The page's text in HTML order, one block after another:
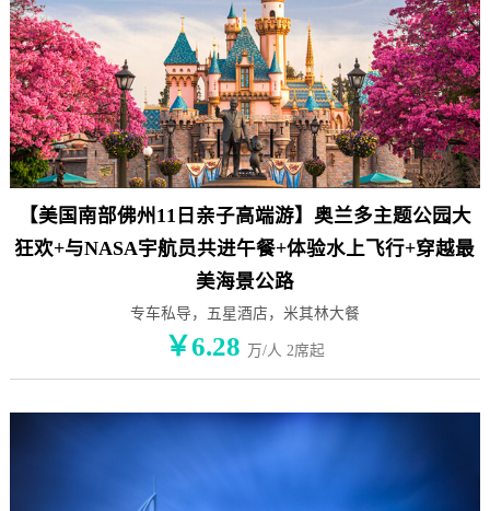
【美国南部佛州11日亲子高端游】奥兰多主题公园大
狂欢+与NASA宇航员共进午餐+体验水上飞行+穿越最
美海景公路
专车私导，五星酒店，米其林大餐
￥6.28 万/人 2席起